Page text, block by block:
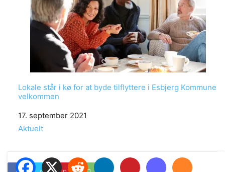
Lokale står i kø for at byde tilflyttere i Esbjerg Kommune
velkommen
Date
17. september 2021
In relation to
Aktuelt